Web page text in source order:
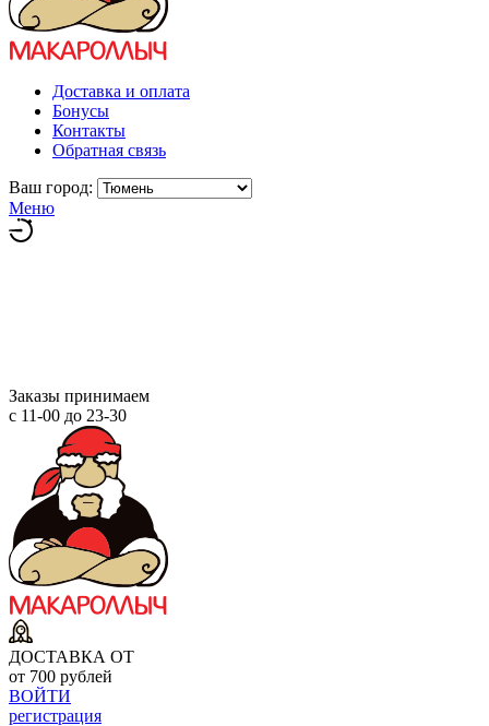
Доставка и оплата
Бонусы
Контакты
Обратная связь
Ваш город:
Меню
Заказы принимаем
с 11-00 до 23-30
ДОСТАВКА ОТ
от 700 рублей
ВОЙТИ
регистрация